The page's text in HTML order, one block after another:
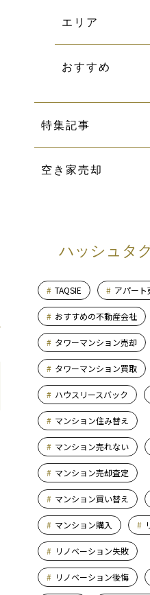
エリア
おすすめ
特集記事
空き家売却
ハッシュタ
TAQSIE アパート
おすすめの不動産会社
タワーマンション売却
タワーマンション買取
ハウスリースバック
マンション住み替え
マンション売れない
マンション売却査定
マンション買い替え
マンション購入
リノベーション失敗
リノベーション後悔